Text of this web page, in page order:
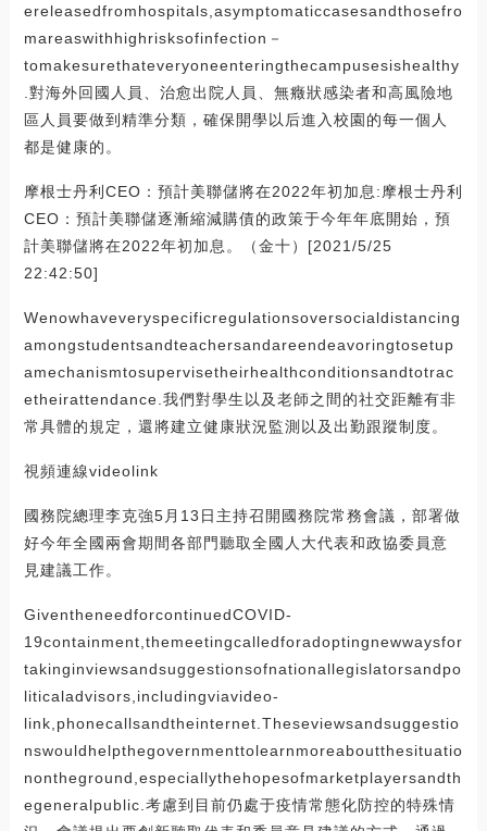
ereleasedfromhospitals,asymptomaticcasesandthosefro
mareaswithhighrisksofinfection－
tomakesurethateveryoneenteringthecampusesishealthy
.對海外回國人員、治愈出院人員、無癥狀感染者和高風險地
區人員要做到精準分類，確保開學以后進入校園的每一個人
都是健康的。
摩根士丹利CEO：預計美聯儲將在2022年初加息:摩根士丹利
CEO：預計美聯儲逐漸縮減購債的政策于今年年底開始，預
計美聯儲將在2022年初加息。（金十）[2021/5/25
22:42:50]
Wenowhaveveryspecificregulationsoversocialdistancing
amongstudentsandteachersandareendeavoringtosetup
amechanismtosupervisetheirhealthconditionsandtotrac
etheirattendance.我們對學生以及老師之間的社交距離有非
常具體的規定，還將建立健康狀況監測以及出勤跟蹤制度。
視頻連線videolink
國務院總理李克強5月13日主持召開國務院常務會議，部署做
好今年全國兩會期間各部門聽取全國人大代表和政協委員意
見建議工作。
GiventheneedforcontinuedCOVID-
19containment,themeetingcalledforadoptingnewwaysfor
takinginviewsandsuggestionsofnationallegislatorsandpo
liticaladvisors,includingviavideo-
link,phonecallsandtheinternet.Theseviewsandsuggestio
nswouldhelpthegovernmenttolearnmoreaboutthesituatio
nontheground,especiallythehopesofmarketplayersandth
egeneralpublic.考慮到目前仍處于疫情常態化防控的特殊情